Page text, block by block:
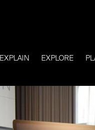
EXPLAIN EXPLORE